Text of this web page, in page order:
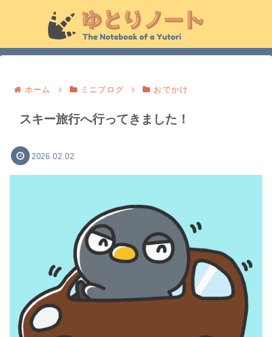
ホーム ミニブログ おでかけ
スキー旅行へ行ってきました！
2026.02.02